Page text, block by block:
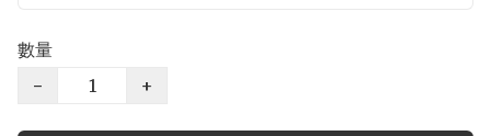
數量
−
+